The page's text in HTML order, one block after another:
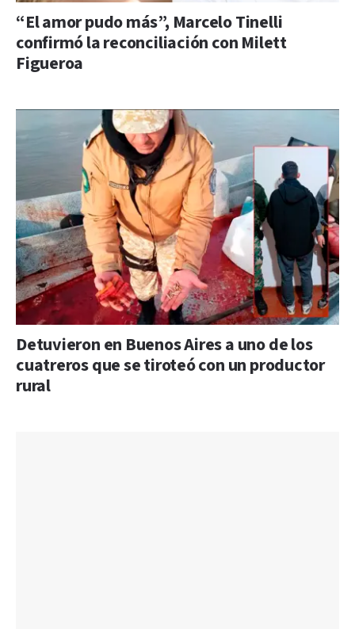
“El amor pudo más”, Marcelo Tinelli
confirmó la reconciliación con Milett
Figueroa
Detuvieron en Buenos Aires a uno de los
cuatreros que se tiroteó con un productor
rural